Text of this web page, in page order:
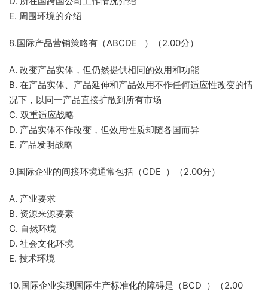
E. 周围环境的介绍
8.国际产品营销策略有（ABCDE ）（2.00分）
A. 改变产品实体，但仍然提供相同的效用和功能
B. 在产品实体、产品延伸和产品效用不作任何适应性改变的情
况下，以同一产品直接扩散到所有市场
C. 双重适应战略
D. 产品实体不作改变，但效用性质却随各国而异
E. 产品发明战略
9.国际企业的间接环境通常包括（CDE ）（2.00分）
A. 产业要求
B. 资源来源要素
C. 自然环境
D. 社会文化环境
E. 技术环境
10.国际企业实现国际生产标准化的障碍是（BCD ）（2.00